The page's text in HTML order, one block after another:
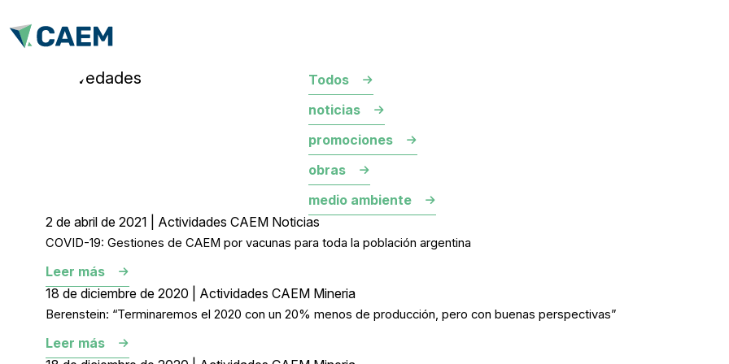
novedades
Todos
noticias
promociones
obras
medio ambiente
2 de abril de 2021 | Actividades CAEM Noticias
COVID-19: Gestiones de CAEM por vacunas para toda la población argentina
Leer más
18 de diciembre de 2020 | Actividades CAEM Mineria
Berenstein: “Terminaremos el 2020 con un 20% menos de producción, pero con buenas perspectivas”
Leer más